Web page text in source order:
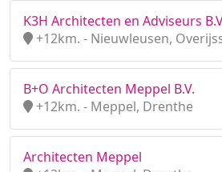
K3H Architecten en Adviseurs
+12km. - Nieuwleusen,
B+O Architecten Meppel B.V.
+12km. - Meppel, Drenthe
Architecten Meppel